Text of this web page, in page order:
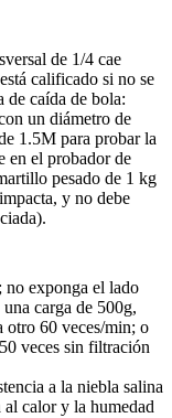
de 1/4 cae
calificado si no se
de caída de bola:
un diámetro de
1.5M para probar la
en el probador de
pesado de 1 kg
y no debe
no exponga el lado
carga de 500g,
otro 60 veces/min; o
veces sin filtración
a la niebla salina
al calor y la humedad